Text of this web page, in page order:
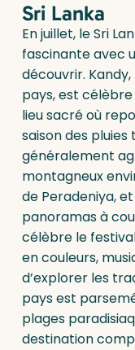
Sri Lanka
En juillet, le Sri
fascinante avec
découvrir.
pays, est
lieu sacré où
saison des
généralement
montagneux
de Peradeniya,
panoramas à
célèbre le
en couleurs,
d’explorer les
pays est
plages
destination